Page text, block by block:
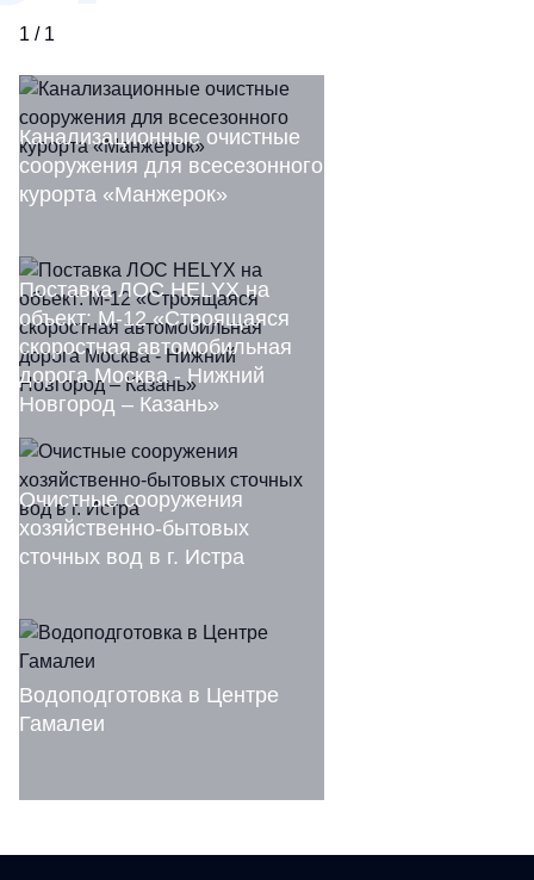
Канализационные очистные
сооружения для всесезонного
курорта «Манжерок»
Поставка ЛОС HELYX на
объект: М-12 «Строящаяся
скоростная автомобильная
дорога Москва - Нижний
Новгород – Казань»
Очистные сооружения
хозяйственно-бытовых
сточных вод в г. Истра
Водоподготовка в Центре
Гамалеи
1 / 1